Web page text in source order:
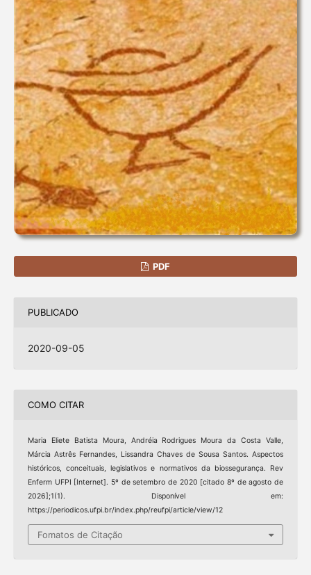
PDF
PUBLICADO
2020-09-05
COMO CITAR
Maria Eliete Batista Moura, Andréia Rodrigues Moura da Costa Valle,
Márcia Astrês Fernandes, Lissandra Chaves de Sousa Santos. Aspectos
históricos, conceituais, legislativos e normativos da biossegurança. Rev
Enferm UFPI [Internet]. 5º de setembro de 2020 [citado 8º de agosto de
2026];1(1). Disponível em:
https://periodicos.ufpi.br/index.php/reufpi/article/view/12
Fomatos de Citação